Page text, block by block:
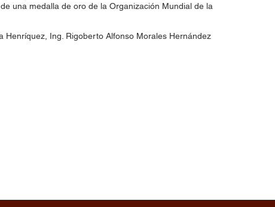
una medalla de oro de la Organización Mundial de la
Henríquez, Ing. Rigoberto Alfonso Morales Hernández